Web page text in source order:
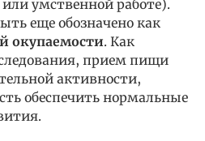
умственной работе).
еще обозначено как
окупаемости. Как
прием пищи
активности,
обеспечить нормальные